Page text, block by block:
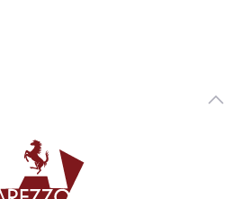
alla B, l'assessora Antonella Di Tommaso:
10 Luglio 2026
Festival: due giorni all’insegna